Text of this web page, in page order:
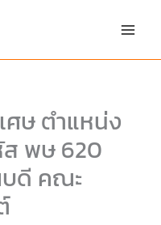
ษ ตำแหน่ง
ส พษ 620
ดี คณะ